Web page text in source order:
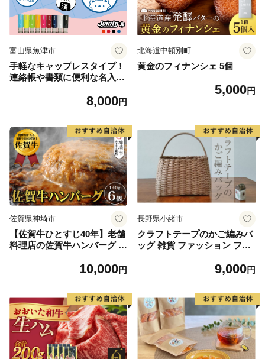
富山県魚津市
手軽なキャップレスタイプ！
連絡帳や書類に便利な名入れ
8,000円
北海道中頓別町
黄金のフィナンシェ 5個
5,000円
佐賀県神埼市
【佐賀牛ひとすじ40年】老舗
料理店の佐賀牛ハンバーグ 6
お店の味 おかず ふるさと納
10,000円
長野県小諸市
クラフトテープのかご編みバ
ッグ 雑貨 ファッション ファ
ル シンプル お出かけ 普段使
9,000円